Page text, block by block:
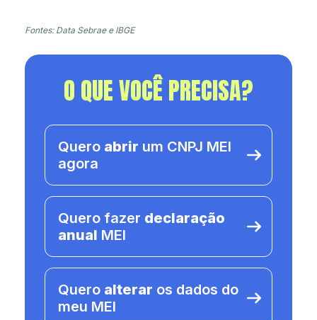
Fontes: Data Sebrae e IBGE
O QUE VOCÊ PRECISA?
Quero abrir um CNPJ MEI
agora
Quero fazer declaração
anual MEI
Quero alterar os dados do
meu MEI